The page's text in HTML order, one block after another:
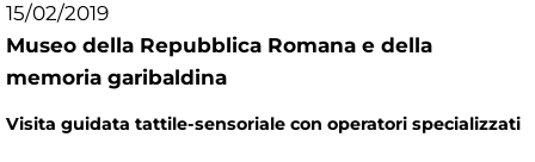
15/02/2019
Museo della Repubblica Romana e della
memoria garibaldina
Visita guidata tattile-sensoriale con operatori specializzati